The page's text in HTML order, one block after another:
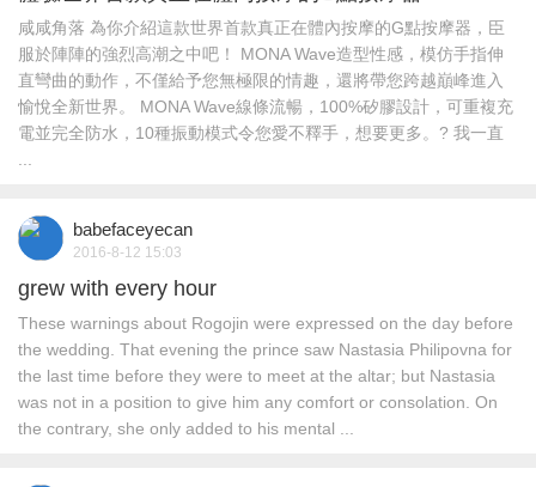
咸咸角落 為你介紹這款世界首款真正在體內按摩的G點按摩器，臣
服於陣陣的強烈高潮之中吧！ MONA Wave造型性感，模仿手指伸
直彎曲的動作，不僅給予您無極限的情趣，還將帶您跨越巔峰進入
愉悅全新世界。 MONA Wave線條流暢，100%矽膠設計，可重複充
電並完全防水，10種振動模式令您愛不釋手，想要更多。? 我一直
babefaceyecan
2016-8-12 15:03
grew with every hour
These warnings about Rogojin were expressed on the day before
the wedding. That evening the prince saw Nastasia Philipovna for
the last time before they were to meet at the altar; but Nastasia
was not in a position to give him any comfort or consolation. On
the contrary, she only added to his mental ...